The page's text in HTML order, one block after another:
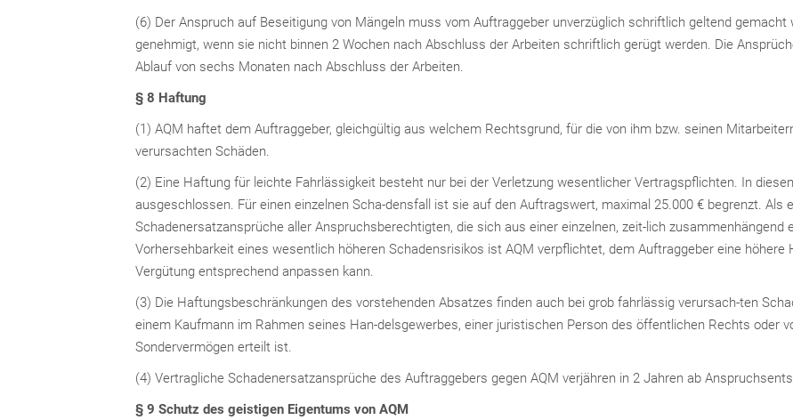
(6) Der Anspruch auf Beseitigung von Mängeln muss vom Auftraggeber unverzüglich schriftlich geltend
genehmigt, wenn sie nicht binnen 2 Wochen nach Abschluss der Arbeiten schriftlich gerügt werden. Die
Ablauf von sechs Monaten nach Abschluss der Arbeiten.
§ 8 Haftung
(1) AQM haftet dem Auftraggeber, gleichgültig aus welchem Rechtsgrund, für die von ihm bzw. seinen
verursachten Schäden.
(2) Eine Haftung für leichte Fahrlässigkeit besteht nur bei der Verletzung wesentlicher Vertragspflichten. In
ausgeschlossen. Für einen einzelnen Scha-densfall ist sie auf den Auftragswert, maximal 25.000 € begrenzt. Als
Schadenersatzansprüche aller Anspruchsberechtigten, die sich aus einer einzelnen, zeit-lich zusammenhängend
Vorhersehbarkeit eines wesentlich höheren Schadensrisikos ist AQM verpflichtet, dem Auftraggeber eine
Vergütung entsprechend anpassen kann.
(3) Die Haftungsbeschränkungen des vorstehenden Absatzes finden auch bei grob fahrlässig verursach-ten
einem Kaufmann im Rahmen seines Han-delsgewerbes, einer juristischen Person des öffentlichen Rechts oder
Sondervermögen erteilt ist.
(4) Vertragliche Schadenersatzansprüche des Auftraggebers gegen AQM verjähren in 2 Jahren ab
§ 9 Schutz des geistigen Eigentums von AQM